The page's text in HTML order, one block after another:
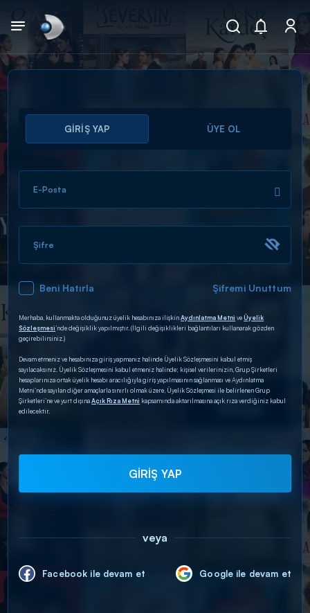
Arama
ARAMA SONUÇLARI
DİĞER SONUÇLAR
GİRİŞ YAP ÜYE OL
E-Posta
Şifre
Beni Hatırla Şifremi Unuttum
Merhaba, kullanmakta olduğunuz üyelik hesabınıza ilişkinAydınlatma Metni veÜyelik
Sözleşmesi’nde değişiklik yapılmıştır. (İlgili değişiklikleri bağlantıları kullanarak gözden
geçirebilirsiniz.)
Devam etmeniz ve hesabınıza giriş yapmanız halinde Üyelik Sözleşmesini kabul etmiş
sayılacaksınız. Üyelik Sözleşmesini kabul etmeniz halinde; kişisel verilerinizin, Grup Şirketleri
hesaplarınıza ortak üyelik hesabı aracılığıyla giriş yapılmasının sağlanması ve Aydınlatma
Metni’nde sayılan diğer amaçlarla sınırlı olmak üzere, Üyelik Sözleşmesi ile belirlenen Grup
Şirketleri’ne ve yurt dışınaAçık Rıza Metni kapsamında aktarılmasına açık rıza verdiğiniz kabul
edilecektir.
GİRİŞ YAP
veya
Facebook ile devam et Google ile devam et